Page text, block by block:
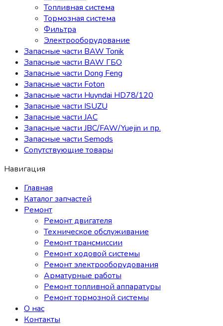
Топливная система
Тормозная система
Фильтра
Электрооборудование
Запасные части BAW Tonik
Запасные части BAW ГБО
Запасные части Dong Feng
Запасные части Foton
Запасные части Huyndai HD78/120
Запасные части ISUZU
Запасные части JAC
Запасные части JBC/FAW/Yuejin и пр.
Запасные части Semods
Сопутствующие товары
Навигация
Главная
Каталог запчастей
Ремонт
Ремонт двигателя
Техническое обслуживание
Ремонт трансмиссии
Ремонт ходовой системы
Ремонт электрооборудования
Арматурные работы
Ремонт топливной аппаратуры
Ремонт тормозной системы
О нас
Контакты